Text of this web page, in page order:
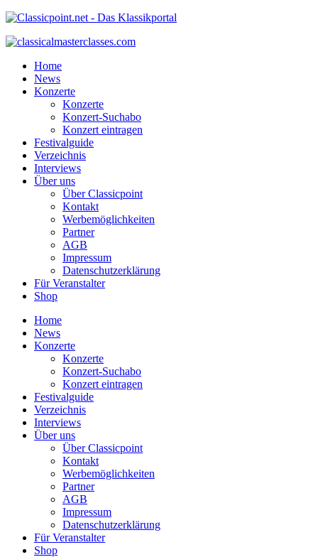
Home
News
Konzerte
Konzerte
Konzert-Suchabo
Konzert eintragen
Festivalguide
Verzeichnis
Interviews
Über uns
Über Classicpoint
Kontakt
Werbemöglichkeiten
Partner
AGB
Impressum
Datenschutzerklärung
Für Veranstalter
Shop
Home
News
Konzerte
Konzerte
Konzert-Suchabo
Konzert eintragen
Festivalguide
Verzeichnis
Interviews
Über uns
Über Classicpoint
Kontakt
Werbemöglichkeiten
Partner
AGB
Impressum
Datenschutzerklärung
Für Veranstalter
Shop